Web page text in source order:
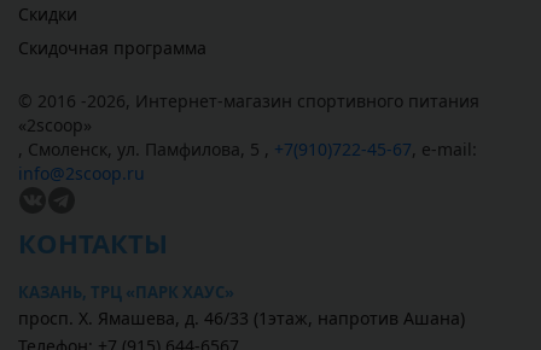
Скидки
Скидочная программа
© 2016 -2026, Интернет-магазин спортивного питания
«2scoop»
, Смоленск, ул. Памфилова, 5 , +7(910)722-45-67, e-mail:
info@2scoop.ru
КОНТАКТЫ
КАЗАНЬ, ТРЦ «ПАРК ХАУС»
просп. Х. Ямашева, д. 46/33 (1этаж, напротив Ашана)